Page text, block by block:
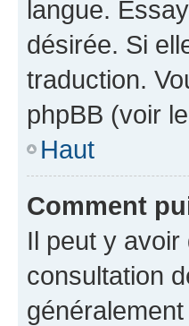
langue.
désirée. Si
traduction.
phpBB (voir
Haut
Comment
Il peut y avoir
consultation